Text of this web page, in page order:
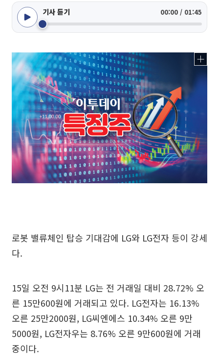
기사 듣기 00:00 / 01:45
로봇 밸류체인 탑승 기대감에 LG와 LG전자 등이 강세
다.
15일 오전 9시11분 LG는 전 거래일 대비 28.72% 오
른 15만600원에 거래되고 있다. LG전자는 16.13%
오른 25만2000원, LG씨엔에스 10.34% 오른 9만
5000원, LG전자우는 8.76% 오른 9만600원에 거래
중이다.